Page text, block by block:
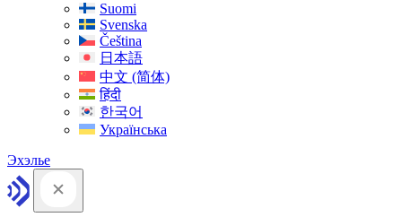
Suomi
Svenska
Čeština
日本語
中文 (简体)
हिंदी
한국어
Українська
Эхэлье